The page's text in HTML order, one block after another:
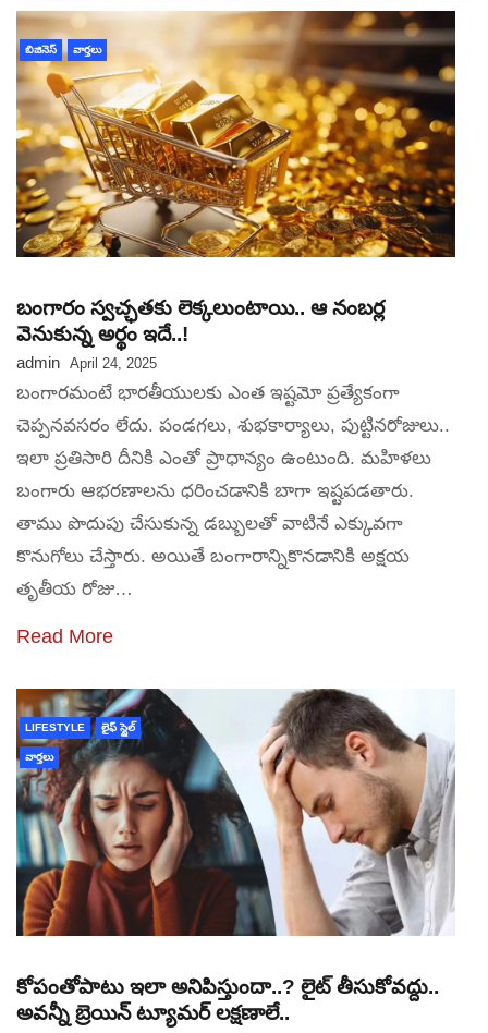
బిజినెస్ వార్తలు
బంగారం స్వచ్ఛతకు లెక్కలుంటాయి.. ఆ నంబర్ల
వెనుకున్న అర్థం ఇదే..!
admin April 24, 2025
బంగారమంటే భారతీయులకు ఎంత ఇష్టమో ప్రత్యేకంగా
చెప్పనవసరం లేదు. పండగలు, శుభకార్యాలు, పుట్టినరోజులు..
ఇలా ప్రతిసారి దీనికి ఎంతో ప్రాధాన్యం ఉంటుంది. మహిళలు
బంగారు ఆభరణాలను ధరించడానికి బాగా ఇష్టపడతారు.
తాము పొదుపు చేసుకున్న డబ్బులతో వాటినే ఎక్కువగా
కొనుగోలు చేస్తారు. అయితే బంగారాన్నికొనడానికి అక్షయ
తృతీయ రోజు…
Read More
LIFESTYLE లైఫ్ స్టైల్
వార్తలు
కోపంతోపాటు ఇలా అనిపిస్తుందా..? లైట్ తీసుకోవద్దు..
అవన్నీ బ్రెయిన్ ట్యూమర్ లక్షణాలే..